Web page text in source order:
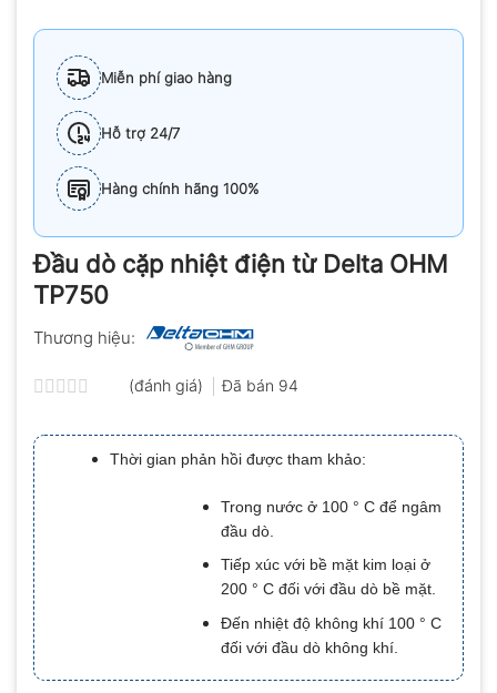
Miễn phí giao hàng
Hỗ trợ 24/7
Hàng chính hãng 100%
Đầu dò cặp nhiệt điện từ Delta OHM
TP750
Thương hiệu:
xếp
hạng
0.0
5
sao
(đánh giá) Đã bán 94
Thời gian phản hồi được tham khảo:
Trong nước ở 100 ° C để ngâm
đầu dò.
Tiếp xúc với bề mặt kim loại ở
200 ° C đối với đầu dò bề mặt.
Đến nhiệt độ không khí 100 ° C
đối với đầu dò không khí.